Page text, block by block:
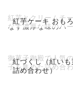
紅芋ケーキ おもろ
紅芋とクリームチ
なす濃厚な味のハ
紅づくし（紅い
詰め合わせ）
御菓子御殿で人気
子を集めた詰め合